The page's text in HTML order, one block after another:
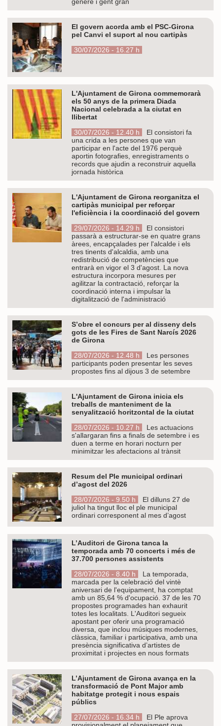
El govern acorda amb el PSC-Girona
pel Canvi el suport al nou cartipàs
30/07/2026 - 16.27 h
L'Ajuntament de Girona commemorarà
els 50 anys de la primera Diada
Nacional celebrada a la ciutat en
llibertat
30/07/2026 - 12.40 h
El consistori fa
una crida a les persones que van
participar en l'acte del 1976 perquè
aportin fotografies, enregistraments o
records que ajudin a reconstruir aquella
jornada històrica
L'Ajuntament de Girona reorganitza el
cartipàs municipal per reforçar
l'eficiència i la coordinació del govern
29/07/2026 - 14.29 h
El consistori
passarà a estructurar-se en quatre grans
àrees, encapçalades per l'alcalde i els
tres tinents d'alcaldia, amb una
redistribució de competències que
entrarà en vigor el 3 d'agost. La nova
estructura incorpora mesures per
agilitzar la contractació, reforçar la
coordinació interna i impulsar la
digitalització de l'administració
S’obre el concurs per al disseny dels
gots de les Fires de Sant Narcís 2026
de Girona
28/07/2026 - 12.48 h
Les persones
participants poden presentar les seves
propostes fins al dijous 3 de setembre
L'Ajuntament de Girona inicia els
treballs de manteniment de la
senyalització horitzontal de la ciutat
28/07/2026 - 10.27 h
Les actuacions
s'allargaran fins a finals de setembre i es
duen a terme en horari nocturn per
minimitzar les afectacions al trànsit
Resum del Ple municipal ordinari
d’agost del 2026
28/07/2026 - 9.50 h
El dilluns 27 de
juliol ha tingut lloc el ple municipal
ordinari corresponent al mes d’agost
L’Auditori de Girona tanca la
temporada amb 70 concerts i més de
37.700 persones assistents
28/07/2026 - 8.40 h
La temporada,
marcada per la celebració del vintè
aniversari de l'equipament, ha comptat
amb un 85,64 % d'ocupació. 37 de les 70
propostes programades han exhaurit
totes les localitats. L'Auditori segueix
apostant per oferir una programació
diversa, que inclou músiques modernes,
clàssica, familiar i participativa, amb una
presència significativa d’artistes de
proximitat i projectes en nous formats
L’Ajuntament de Girona avança en la
transformació de Pont Major amb
habitatge protegit i nous espais
públics
27/07/2026 - 16.34 h
El Ple aprova